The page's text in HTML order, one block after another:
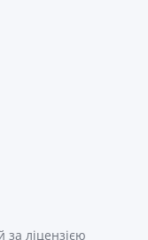
за ліцензією